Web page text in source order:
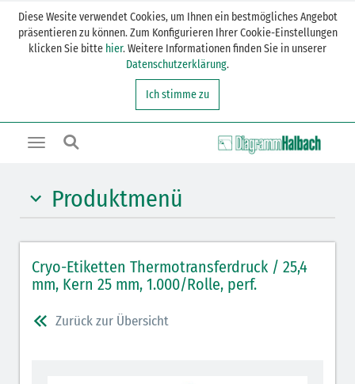
Diese Wesite verwendet Cookies, um Ihnen ein bestmögliches Angebot
präsentieren zu können. Zum Konfigurieren Ihrer Cookie-Einstellungen
klicken Sie bitte hier. Weitere Informationen finden Sie in unserer
Datenschutzerklärung.
Ich stimme zu
Toggle
Produktmenü
Cryo-Etiketten rechteckig + Klebepunkt
Cryo-Etiketten Klebepunkt
Cryo-Etiketten Frostüberklebung
Cryo-Etiketten Thermotransferdruck / 25,4
mm, Kern 25 mm, 1.000/Rolle, perf.
Zurück zur Übersicht